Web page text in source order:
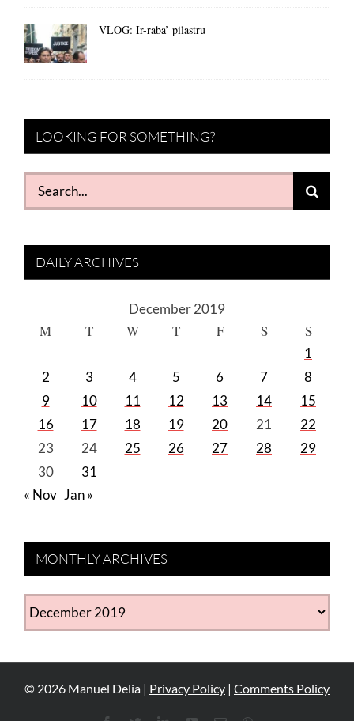
VLOG: Ir-raba’ pilastru
LOOKING FOR SOMETHING?
Search
for:
DAILY ARCHIVES
December 2019
M T W T F S S
1
2
3 4 5 6 7
8
9
10 11 12 13 14
15
16
17 18 19 20 21
22
23
24 25 26 27 28
29
30
31
« Nov Jan »
MONTHLY ARCHIVES
MONTHLY
ARCHIVES
© 2026 Manuel Delia | Privacy Policy | Comments Policy